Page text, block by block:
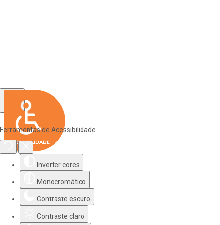
Ferramentas de Acessibilidade
Inverter cores
Monocromático
Contraste escuro
Contraste claro